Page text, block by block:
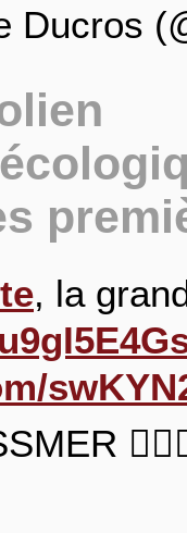
Ducros
, la